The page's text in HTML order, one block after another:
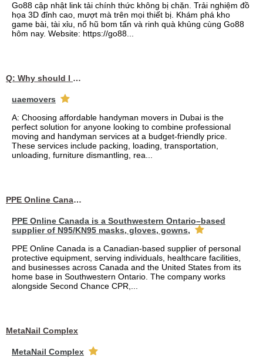
Go88 cập nhật link tải chính thức không bị chặn. Trải nghiệm đồ
họa 3D đỉnh cao, mượt mà trên mọi thiết bị. Khám phá kho
game bài, tài xỉu, nổ hũ bom tấn và rinh quà khủng cùng Go88
hôm nay. Website: https://go88...
Q: Why should I choose affordable handyman movers in Dubai for my relocation and maintenance needs?
uaemovers
A: Choosing affordable handyman movers in Dubai is the
perfect solution for anyone looking to combine professional
moving and handyman services at a budget-friendly price.
These services include packing, loading, transportation,
unloading, furniture dismantling, rea...
PPE Online Canada – Bulk PPE Supplier | N95, Gloves, Masks & Medical Supplies
PPE Online Canada is a Southwestern Ontario–based
supplier of N95/KN95 masks, gloves, gowns,
PPE Online Canada is a Canadian-based supplier of personal
protective equipment, serving individuals, healthcare facilities,
and businesses across Canada and the United States from its
home base in Southwestern Ontario. The company works
alongside Second Chance CPR,...
MetaNail Complex
MetaNail Complex